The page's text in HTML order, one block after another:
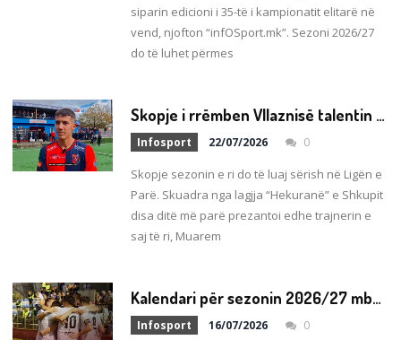
siparin edicioni i 35-të i kampionatit elitarë në
vend, njofton “infOSport.mk”. Sezoni 2026/27
do të luhet përmes
S
kopje i rrëmben Vllaznisë talentin 19-vjeçar, Kapllanaj!
Infosport 22/07/2026 0
Skopje sezonin e ri do të luaj sërish në Ligën e
Parë. Skuadra nga lagjja “Hekuranë” e Shkupit
disa ditë më parë prezantoi edhe trajnerin e
saj të ri, Muarem
K
alendari për sezonin 2026/27 mbetet i pandryshuar, FFM refuzon kërkesën e Vardarit për shtyrjen e xhiros së parë!
Infosport 16/07/2026 0